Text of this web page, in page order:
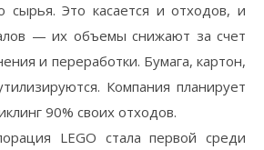
сырья. Это касается и отходов, и
— их объемы снижают за счет
и переработки. Бумага, картон,
Компания планирует
90% своих отходов.
LEGO стала первой среди